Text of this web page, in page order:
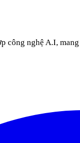
nghệ A.I,